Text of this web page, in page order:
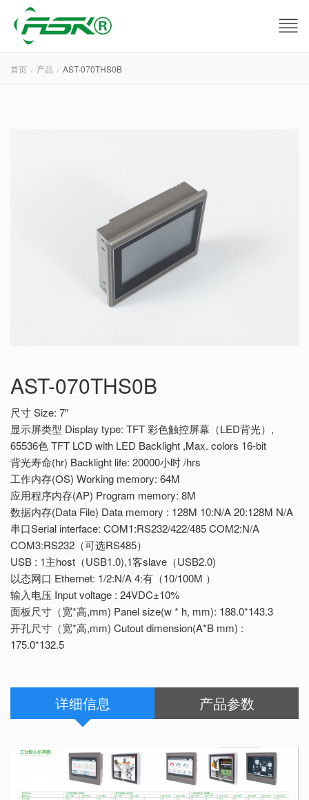
首页 产品 AST-070THS0B
AST-070THS0B
尺寸 Size: 7″
显示屏类型 Display type: TFT 彩色触控屏幕（LED背光）,
65536色 TFT LCD with LED Backlight ,Max. colors 16-bit
背光寿命(hr) Backlight life: 20000小时 /hrs
工作内存(OS) Working memory: 64M
应用程序内存(AP) Program memory: 8M
数据内存(Data File) Data memory : 128M 10:N/A 20:128M N/A
串口Serial interface: COM1:RS232/422/485 COM2:N/A
COM3:RS232（可选RS485）
USB : 1主host（USB1.0),1客slave（USB2.0)
以态网口 Ethernet: 1/2:N/A 4:有（10/100M ）
输入电压 Input voltage : 24VDC±10%
面板尺寸（宽*高,mm) Panel size(w * h, mm): 188.0*143.3
开孔尺寸（宽*高,mm) Cutout dimension(A*B mm) :
175.0*132.5
详细信息 产品参数